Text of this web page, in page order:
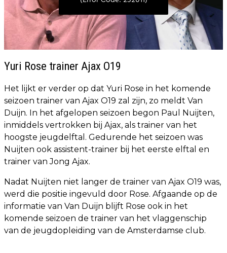
Yuri Rose trainer Ajax O19
Het lijkt er verder op dat Yuri Rose in het komende
seizoen trainer van Ajax O19 zal zijn, zo meldt Van
Duijn. In het afgelopen seizoen begon Paul Nuijten,
inmiddels vertrokken bij Ajax, als trainer van het
hoogste jeugdelftal. Gedurende het seizoen was
Nuijten ook assistent-trainer bij het eerste elftal en
trainer van Jong Ajax.
Nadat Nuijten niet langer de trainer van Ajax O19 was,
werd die positie ingevuld door Rose. Afgaande op de
informatie van Van Duijn blijft Rose ook in het
komende seizoen de trainer van het vlaggenschip
van de jeugdopleiding van de Amsterdamse club.